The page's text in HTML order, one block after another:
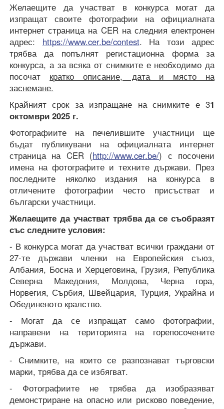
Желаещите да участват в конкурса могат да
изпращат своите фотографии на официалната
интернет страница на CER на следния електронен
адрес: https://www.cer.be/contest. На този адрес
трябва да попълнят регистационна форма за
конкурса, а за всяка от снимките е необходимо да
посочат кратко описание, дата и място на
заснемане.
Крайният срок за изпращане на снимките е 31
октомври 2025 г.
Фотографиите на печелившите участници ще
бъдат публикувани на официалната интернет
страница на CER (http://www.cer.be/) с посочени
имена на фотографите и техните държави. През
последните няколко издания на конкурса в
отличените фотографии често присъстват и
български участници.
Желаещите да участват трябва да се съобразят
със следните условия:
- В конкурса могат да участват всички граждани от
27-те държави членки на Европейския съюз,
Албания, Босна и Херцеговина, Грузия, Република
Северна Македония, Молдова, Черна гора,
Норвегия, Сърбия, Швейцария, Турция, Украйна и
Обединеното кралство.
- Могат да се изпращат само фотографии,
направени на територията на горепосочените
държави.
- Снимките, на които се разпознават търговски
марки, трябва да се избягват.
- Фотографиите не трябва да изобразяват
демонстриране на опасно или рисково поведение,